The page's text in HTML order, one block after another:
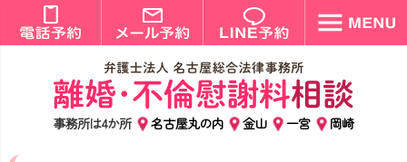
事務所は4か所 名古屋丸の内 金山 一宮 岡崎